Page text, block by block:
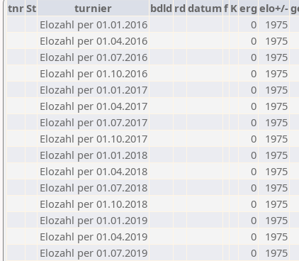
tnrSt turnier bdld rd datumf Kerg elo+/-
Elozahl per 01.01.2016
0
1975
Elozahl per 01.04.2016
0
1975
Elozahl per 01.07.2016
0
1975
Elozahl per 01.10.2016
0
1975
Elozahl per 01.01.2017
0
1975
Elozahl per 01.04.2017
0
1975
Elozahl per 01.07.2017
0
1975
Elozahl per 01.10.2017
0
1975
Elozahl per 01.01.2018
0
1975
Elozahl per 01.04.2018
0
1975
Elozahl per 01.07.2018
0
1975
Elozahl per 01.10.2018
0
1975
Elozahl per 01.01.2019
0
1975
Elozahl per 01.04.2019
0
1975
Elozahl per 01.07.2019
0
1975